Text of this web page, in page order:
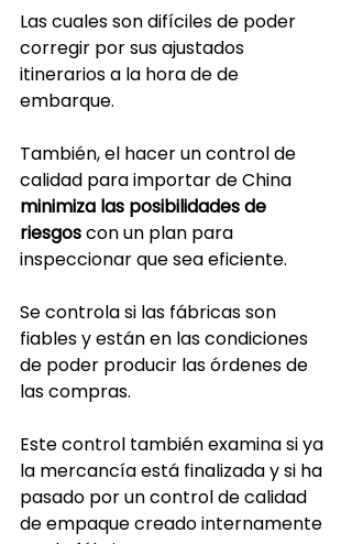
Las cuales son difíciles de poder
corregir por sus ajustados
itinerarios a la hora de de
embarque.
También, el hacer un control de
calidad para importar de China
minimiza las posibilidades de
riesgos con un plan para
inspeccionar que sea eficiente.
Se controla si las fábricas son
fiables y están en las condiciones
de poder producir las órdenes de
las compras.
Este control también examina si ya
la mercancía está finalizada y si ha
pasado por un control de calidad
de empaque creado internamente